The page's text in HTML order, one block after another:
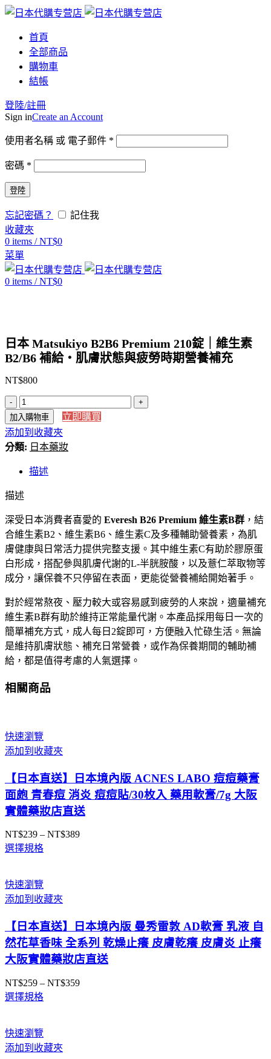
首頁
全部商品
購物車
結帳
登陸/註冊
Sign inCreate an Account
使用者名稱 或 電子郵件 *
密碼 *
登陸
忘記密碼？
記住我
收藏夾
0 items / NT$0
菜單
0 items / NT$0
日本 Matsukiyo B2B6 Premium 210錠｜維生素
B2/B6 補給・肌膚狀態與疲勞時期營養補充
NT$800
日
本
Matsukiyo
B2B6
Premium
錠
｜
生
素
B2/B6
補
給・
膚
狀
態
與
疲
時
養
補
數
量
加入購物車
立即購買
添加到收藏夾
分類: 日本藥妝
描述
描述
深受日本消費者喜愛的 Everesh B26 Premium 維生素B群 ，結
合維生素B2、維生素B6、維生素C及多種輔助營養素，為肌
膚健康與日常活力提供完整支援。其中維生素C有助於膠原蛋
白形成，搭配參與肌膚代謝的L-半胱胺酸，以及薏仁萃取物等
成分，讓保養不只停留在表面，更能從營養補給開始著手。
對於經常熬夜、壓力較大或容易感到疲勞的人來說，適量補充
維生素B群有助於維持正常能量代謝。本產品採用每日一次的
簡單補充方式，成人每日2錠即可，方便融入忙碌生活。無論
是維持肌膚狀態、補充日常營養，或作為保養期間的輔助補
給，都是值得考慮的人氣選擇。
相關商品
快速瀏覽
添加到收藏夾
【日本直送】日本境內版 ACNES LABO 痘痘藥膏
面皰 青春痘 消炎 痘痘貼/30枚入 藥用軟膏/7g 大阪
實體藥妝店直送
NT$239 – NT$389價
選擇規格
快速瀏覽
添加到收藏夾
【日本直送】日本境內版 曼秀雷敦 AD軟膏 乳液 自
然花草香味 全系列 乾燥止癢 皮膚乾癢 皮膚炎 止癢
大阪實體藥妝店直送
NT$259 – NT$359價
選擇規格
快速瀏覽
添加到收藏夾